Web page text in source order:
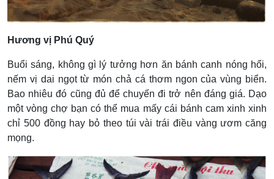
Hương vị Phú Quý
Buổi sáng, không gì lý tưởng hơn ăn bánh canh nóng hổi,
nếm vị dai ngọt từ món chả cá thơm ngon của vùng biển.
Bao nhiêu đó cũng đủ để chuyến đi trở nên đáng giá. Dạo
một vòng chợ bạn có thể mua mấy cái bánh cam xinh xinh
chỉ 500 đồng hay bỏ theo túi vài trái điều vàng ươm căng
mọng.